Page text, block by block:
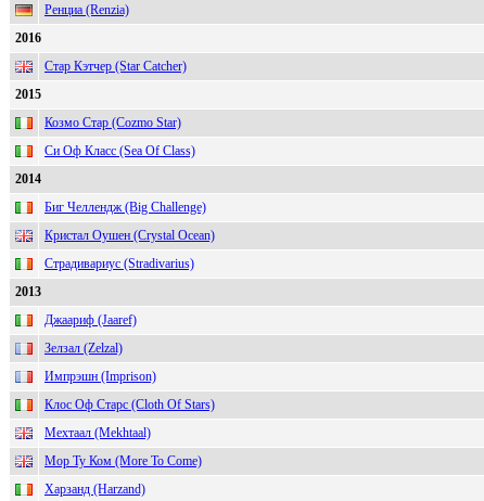
Ренциа (Renzia)
2016
Стар Кэтчер (Star Catcher)
2015
Козмо Стар (Cozmo Star)
Си Оф Класс (Sea Of Class)
2014
Биг Челлендж (Big Challenge)
Кристал Оушен (Crystal Ocean)
Страдивариус (Stradivarius)
2013
Джаариф (Jaaref)
Зелзал (Zelzal)
Импрэшн (Imprison)
Клос Оф Старс (Cloth Of Stars)
Мехтаал (Mekhtaal)
Мор Ту Ком (More To Come)
Харзанд (Harzand)